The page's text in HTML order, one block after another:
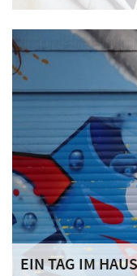
Die Betreuung
am Prinzip der
des Hilfeplans.
EIN TAG IM